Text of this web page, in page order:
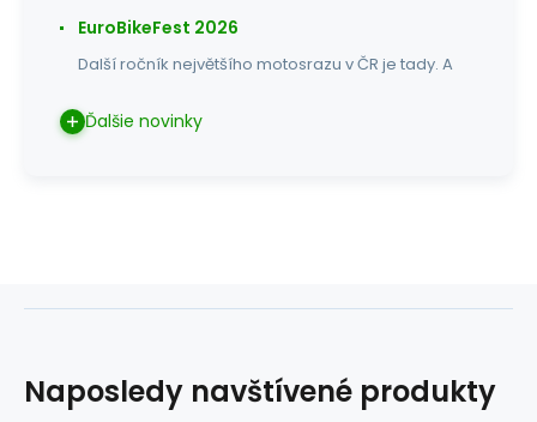
EuroBikeFest 2026
Další ročník největšího motosrazu v ČR je tady. A
Ďalšie novinky
Naposledy navštívené produkty